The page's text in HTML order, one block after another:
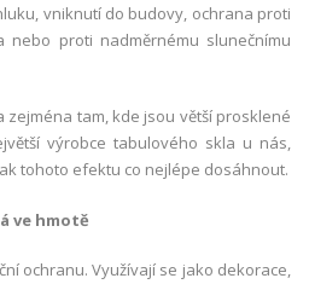
vniknutí do budovy, ochrana proti
proti nadměrnému slunečnímu
tam, kde jsou větší prosklené
výrobce tabulového skla u nás,
tohoto efektu co nejlépe dosáhnout.
ve hmotě
ochranu. Využívají se jako dekorace,